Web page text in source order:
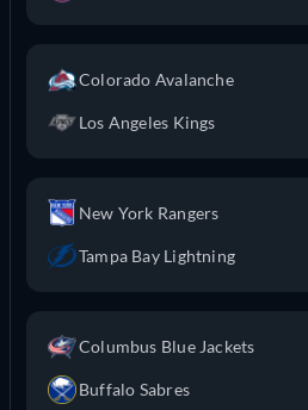
Colorado Avalanche
Los Angeles Kings
New York Rangers
Tampa Bay Lightning
Columbus Blue Jackets
Buffalo Sabres